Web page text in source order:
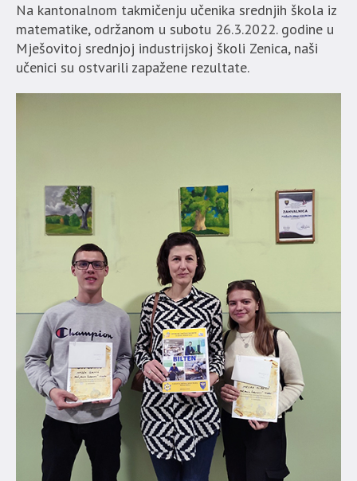
Na kantonalnom takmičenju učenika srednjih škola iz
matematike, održanom u subotu 26.3.2022. godine u
Mješovitoj srednjoj industrijskoj školi Zenica, naši
učenici su ostvarili zapažene rezultate.